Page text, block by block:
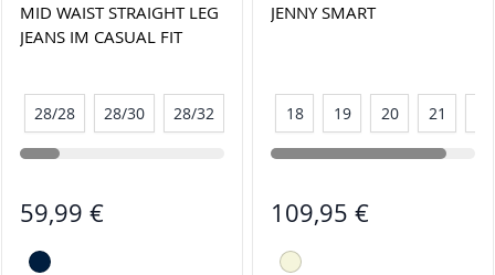
MID WAIST STRAIGHT LEG
JEANS IM CASUAL FIT
28/28 28/30 28/32 29/30 29/32
59,99 €
JENNY SMART
18 19 20 21
109,95 €